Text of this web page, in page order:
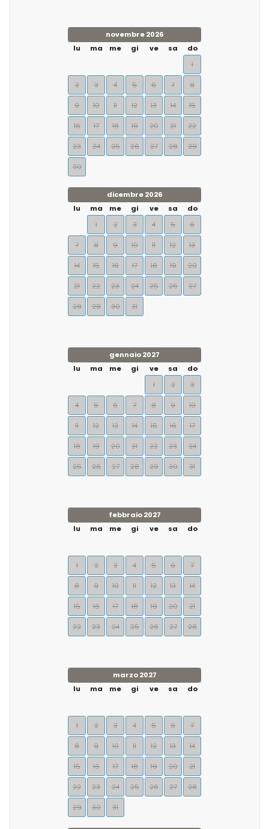
novembre 2026
lu
ma me gi ve sa
do
1
2 3 4 5 6 7 8
9 10 11 12 13 14 15
16 17 18 19 20 21 22
23 24 25 26 27 28 29
30
dicembre 2026
lu
ma me gi ve sa
do
1
2 3 4 5 6
7 8 9 10 11 12 13
14 15 16 17 18 19 20
21 22 23 24 25 26 27
28 29 30 31
gennaio 2027
lu
ma me gi ve sa
do
1
2 3
4 5 6 7 8 9 10
11 12 13 14 15 16 17
18 19 20 21 22 23 24
25 26 27 28 29 30 31
febbraio 2027
lu
ma me gi ve sa do
1 2 3 4 5 6 7
8 9 10 11 12 13 14
15 16 17 18 19 20 21
22 23 24 25 26 27 28
marzo 2027
lu
ma me gi ve sa do
1 2 3 4 5 6 7
8 9 10 11 12 13 14
15 16 17 18 19 20 21
22 23 24 25 26 27 28
29 30 31